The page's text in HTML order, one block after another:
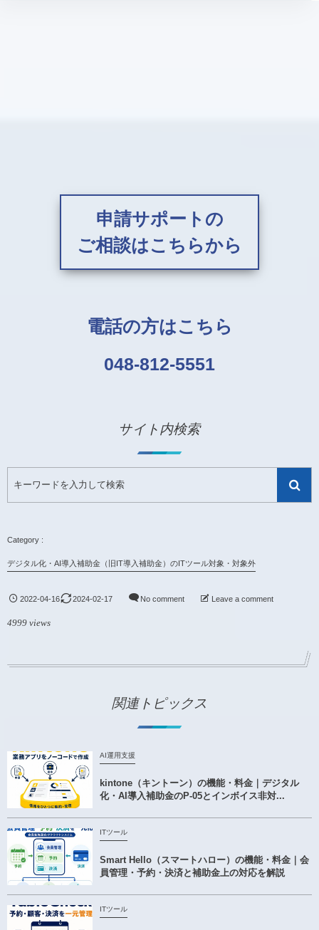
申請サポートの
ご相談はこちらから
電話の方はこちら
048-812-5551
サイト内検索
デジタル化・AI導入補助金（旧IT導入補助金）のITツール対象・対象外
2022-04-16 2024-02-17 No comment Leave a comment
4999 views
関連トピックス
AI運用支援
kintone（キントーン）の機能・料金｜デジタル
化・AI導入補助金のP-05とインボイス非対...
ITツール
Smart Hello（スマートハロー）の機能・料金｜会
員管理・予約・決済と補助金上の対応を解説
ITツール